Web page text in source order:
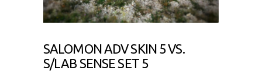
SALOMON ADV SKIN 5 VS.
S/LAB SENSE SET 5